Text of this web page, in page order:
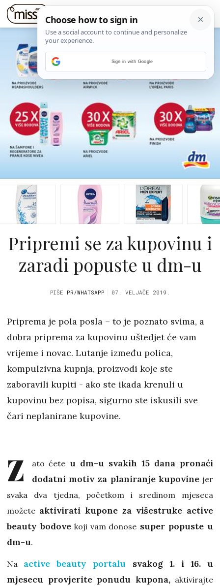
Pripremi se za kupovinu i
zaradi popuste u dm-u
PIŠE PR/WHATSAPP 07. VELJAČE 2019.
Priprema je pola posla – to je poznato svima, a
dobra priprema za kupovinu uštedjet će vam
vrijeme i novac. Lutanje između polica,
kompulzivna kupnja, proizvodi koje ste
zaboravili kupiti - ako ste ikada krenuli u
kupovinu bez popisa, sigurno ste iskusili sve
čari neplanirane kupovine.
Z ato ćeteu dm-u svakih 15 dana pronaći
dodatni motiv za planiranje kupovine jer
svaka dva tjedna, početkom i sredinom mjeseca
možete aktivirati kupone za višestruke active
beauty bodovekoji vam donose super popuste u
dm-u.
Na active beauty portalu svakog 1. i 16. u
mjesecu provjerite ponudu kupona, aktivirajte
Sign in with Google